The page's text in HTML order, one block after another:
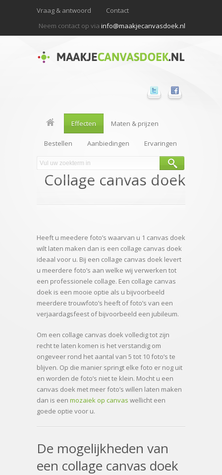
Vraag & antwoord
Contact
Neem contact op via info@maakjecanvasdoek.nl
Effecten Maten & prijzen
Bestellen Aanbiedingen Ervaringen
Collage canvas doek
Heeft u meedere foto’s waarvan u 1 canvas doek
wilt laten maken dan is een collage canvas doek
ideaal voor u. Bij een collage canvas doek levert
u meerdere foto’s aan welke wij verwerken tot
een professionele collage. Een collage canvas
doek is een mooie optie als u bijvoorbeeld
meerdere trouwfoto’s heeft of foto’s van een
verjaardagsfeest of bijvoorbeeld een jubileum.
Om een collage canvas doek volledig tot zijn
recht te laten komen is het verstandig om
ongeveer rond het aantal van 5 tot 10 foto’s te
blijven. Op die manier springt elke foto er nog uit
en worden de foto’s niet te klein. Mocht u een
canvas doek met meer foto’s willen laten maken
dan is een mozaiek op canvas wellicht een
goede optie voor u.
De mogelijkheden van
een collage canvas doek